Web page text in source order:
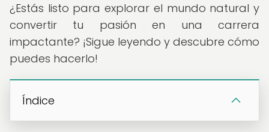
¿Estás listo para explorar el mundo natural y
convertir tu pasión en una carrera
impactante? ¡Sigue leyendo y descubre cómo
puedes hacerlo!
Índice